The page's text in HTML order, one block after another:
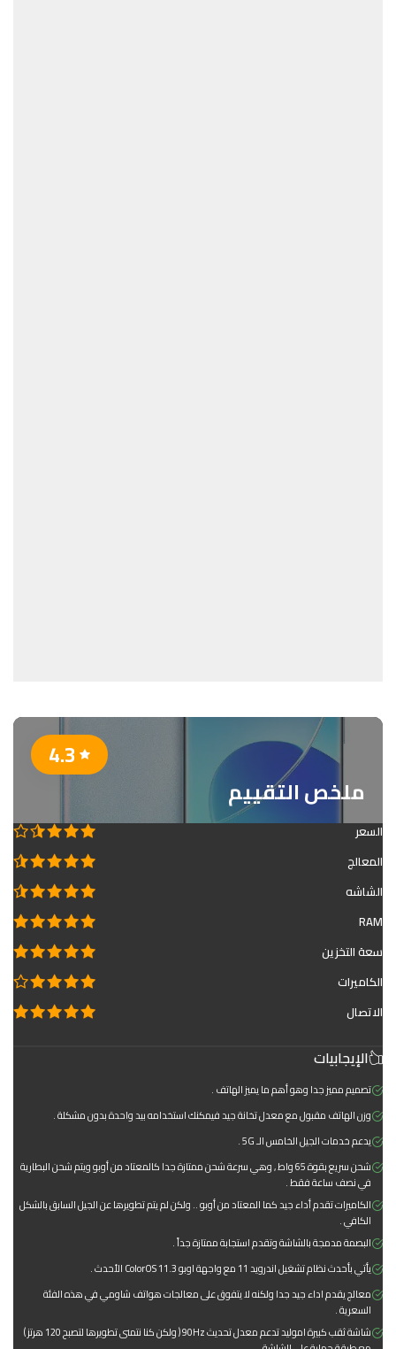
ملخص التقييم
4.3
السعر
المعالج
الشاشه
RAM
سعة التخزين
الكاميرات
الاتصال
الإيجابيات
تصميم مميز جدا وهو أهم ما يميز الهاتف .
وزن الهاتف مقبول مع معدل تخانة جيد فيمكنك استخدامه بيد واحدة بدون مشكلة .
يدعم خدمات الجيل الخامس الـ 5G .
شحن سريع بقوة 65 واط , وهي سرعة شحن ممتازة جدا كالمعتاد من أوبو ويتم شحن البطارية
في نصف ساعة فقط .
الكاميرات تقدم أداء جيد كما المعتاد من أوبو .. ولكن لم يتم تطويرها عن الجيل السابق بالشكل
الكافي .
البصمة مدمجة بالشاشة وتقدم استجابة ممتازة جداً .
يأتي بأحدث نظام تشغيل اندرويد 11 مع واجهة اوبو ColorOS 11.3 الأحدث .
معالج يقدم اداء جيد جدا ولكنه لا يتفوق على معالجات هواتف شاومي في هذه الفئة
السعرية .
شاشة ثقب كبيرة اموليد تدعم معدل تحديث 90Hz ( ولكن كنا نتمنى تطويرها لتصبح 120 هرتز )